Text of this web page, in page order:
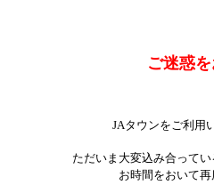
ご迷惑
JAタウンをご利用
ただいま大変込み合って
お時間をおいて